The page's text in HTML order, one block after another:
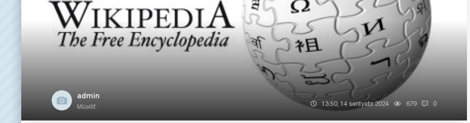
admin
Müəllif:
13:50, 14 sentyabr 2024 679 0